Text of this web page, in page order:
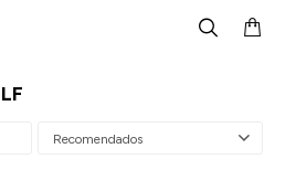
Recomendados